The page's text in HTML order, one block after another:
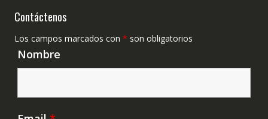
Contáctenos
Los campos marcados con * son obligatorios
Nombre